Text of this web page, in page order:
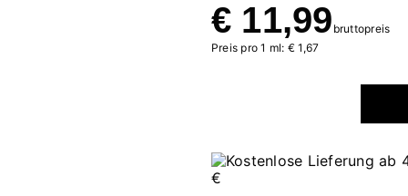
€ 11,99 bruttopreis
Preis pro 1 ml: € 1,67